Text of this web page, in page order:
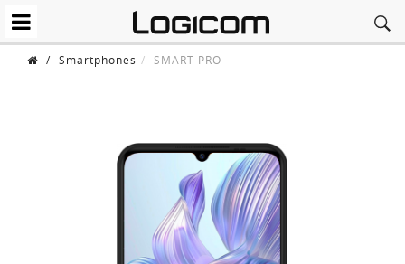
/ Smartphones SMART PRO